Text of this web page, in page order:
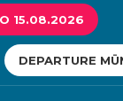
15.08.2026
DEPARTURE